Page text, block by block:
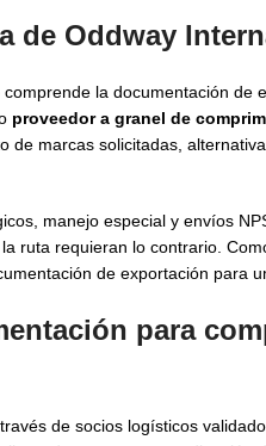
de Oddway
la documentación de
proveedor a granel de
marcas solicitadas,
manejo especial y envíos
ruta requieran lo contrario.
de exportación para
para
de socios logísticos